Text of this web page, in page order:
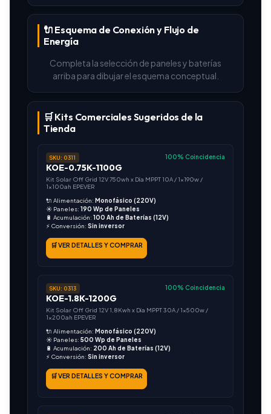
🔌 Esquema de Conexión y Flujo de
Energía
Completa la selección de paneles y baterías
arriba para dibujar el esquema conceptual.
🛒 Kits Comerciales Sugeridos de la
Tienda
SKU: 0311 100% Coincidencia
KOE-0.75K-1100G
Kit Solar Off Grid 12V 750wh x Día MPPT 10A / 1x190w /
1x100ah EPEVER
🔌 Alimentación:Monofásico (220V)
☀️ Paneles:190 Wp de Paneles
🔋 Acumulación:100 Ah de Baterías (12V)
⚡ Conversión:Sin inversor
🛒 VER DETALLES Y COMPRAR
SKU: 0313 100% Coincidencia
KOE-1.8K-1200G
Kit Solar Off Grid 12V 1,8Kwh x Día MPPT 30A / 1x500w /
1x200ah EPEVER
🔌 Alimentación:Monofásico (220V)
☀️ Paneles:500 Wp de Paneles
🔋 Acumulación: 200 Ah de Baterías (12V)
⚡ Conversión:Sin inversor
🛒 VER DETALLES Y COMPRAR